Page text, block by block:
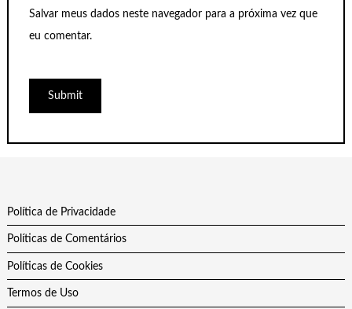
Salvar meus dados neste navegador para a próxima vez que
eu comentar.
Política de Privacidade
Políticas de Comentários
Políticas de Cookies
Termos de Uso